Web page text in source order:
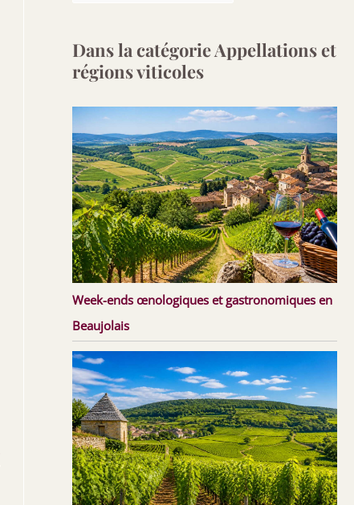
Dans la catégorie Appellations et
régions viticoles
Week-ends œnologiques et gastronomiques en
Beaujolais